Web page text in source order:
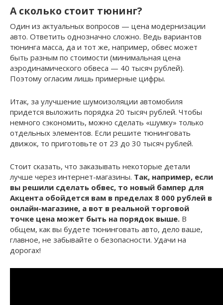
А сколько стоит тюнинг?
Один из актуальных вопросов — цена модернизации
авто. Ответить однозначно сложно. Ведь вариантов
тюнинга масса, да и тот же, например, обвес может
быть разным по стоимости (минимальная цена
аэродинамического обвеса — 40 тысяч рублей).
Поэтому огласим лишь примерные цифры.
Итак, за улучшение шумоизоляции автомобиля
придется выложить порядка 20 тысяч рублей. Чтобы
немного сэкономить, можно сделать «шумку» только
отдельных элементов. Если решите тюнинговать
движок, то приготовьте от 23 до 30 тысяч рублей.
Стоит сказать, что заказывать некоторые детали
лучше через интернет-магазины. Так, например, если
вы решили сделать обвес, то новый бампер для
Акцента обойдется вам в пределах 8 000 рублей в
онлайн-магазине, а вот в реальной торговой
точке цена может быть на порядок выше. В
общем, как вы будете тюнинговать авто, дело ваше,
главное, не забывайте о безопасности. Удачи на
дорогах!